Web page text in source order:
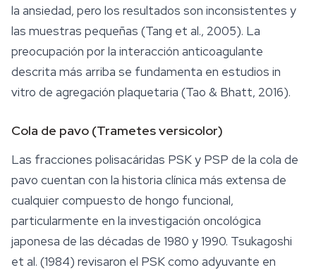
la ansiedad, pero los resultados son inconsistentes y
las muestras pequeñas (Tang et al., 2005). La
preocupación por la interacción anticoagulante
descrita más arriba se fundamenta en estudios in
vitro de agregación plaquetaria (Tao & Bhatt, 2016).
Cola de pavo (Trametes versicolor)
Las fracciones polisacáridas PSK y PSP de la cola de
pavo cuentan con la historia clínica más extensa de
cualquier compuesto de hongo funcional,
particularmente en la investigación oncológica
japonesa de las décadas de 1980 y 1990. Tsukagoshi
et al. (1984) revisaron el PSK como adyuvante en